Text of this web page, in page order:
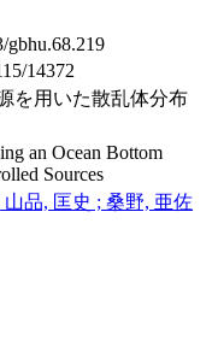
gbhu.68.219
14372
を用いた散乱体分布
an Ocean Bottom
Sources
品, 匡史 ; 桑野, 亜佐